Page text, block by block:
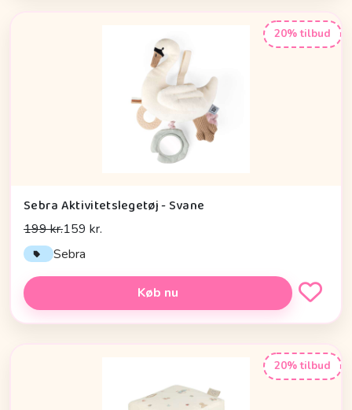
20% tilbud
Sebra Aktivitetslegetøj - Svane
199 kr.159 kr.
Sebra
Køb nu
20% tilbud